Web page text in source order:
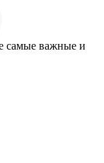
самые важные и